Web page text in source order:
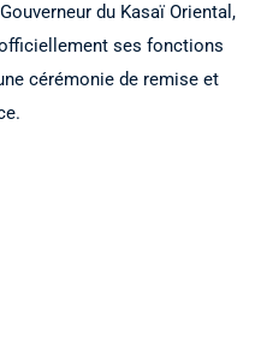
du Kasaï Oriental,
ses fonctions
cérémonie de remise et